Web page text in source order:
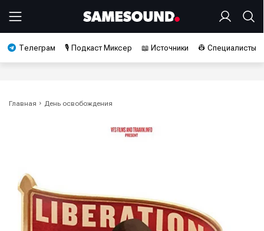
Телеграм 🎙️ Подкаст Миксер 📖 Источники 👷 Специалисты
Главная День освобождения